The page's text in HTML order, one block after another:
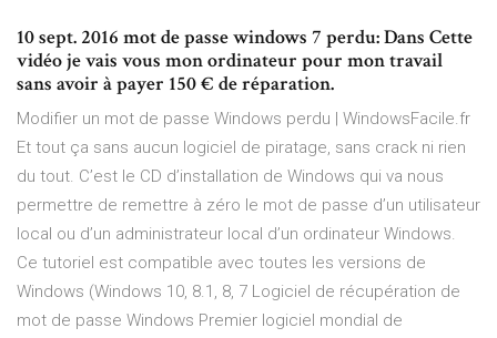
10 sept. 2016 mot de passe windows 7 perdu: Dans Cette
vidéo je vais vous mon ordinateur pour mon travail
sans avoir à payer 150 € de réparation.
Modifier un mot de passe Windows perdu | WindowsFacile.fr
Et tout ça sans aucun logiciel de piratage, sans crack ni rien
du tout. C’est le CD d’installation de Windows qui va nous
permettre de remettre à zéro le mot de passe d’un utilisateur
local ou d’un administrateur local d’un ordinateur Windows.
Ce tutoriel est compatible avec toutes les versions de
Windows (Windows 10, 8.1, 8, 7 Logiciel de récupération de
mot de passe Windows Premier logiciel mondial de